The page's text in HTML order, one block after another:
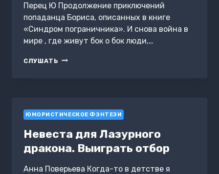
Перец Ю Продолжение приключений
попаданца Бориса, описанных в книге
«Синдром пограничника». И снова война в
мире , где живут бок о бок люди,…
СЛУШАТЬ ВЕК
ЮМОРИСТИЧЕСКОЕ ФЭНТЕЗИ
Невеста для Лазурного
дракона. Выиграть отбор
Анна Поверьева Когда-то в детстве я